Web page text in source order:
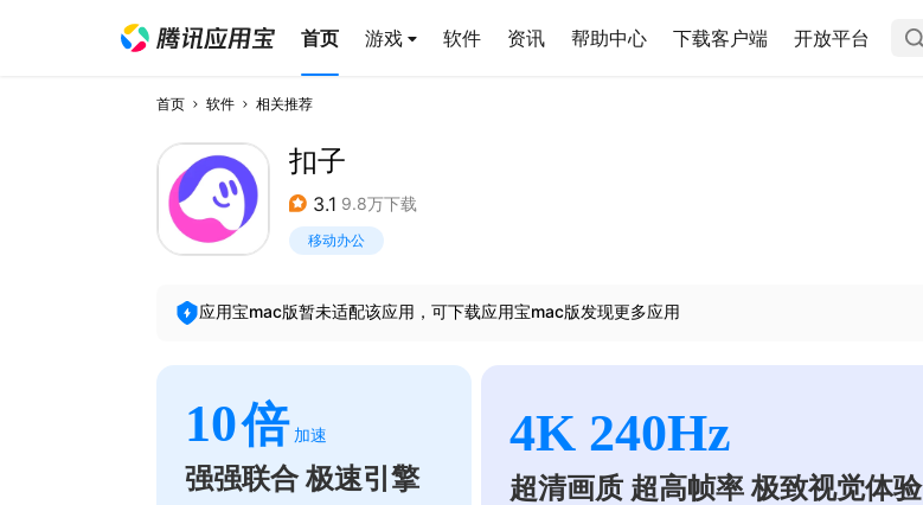
首页 游戏 软件 资讯 帮助中心 下载客户端 开放平台
首页 软件 相关推荐
扣子
3.1 9.8万下载
移动办公
应用宝mac版暂未适配该应用，可下载应用宝mac版发现更多应用
10倍 加速
强强联合 极速引擎
4K 240Hz
超清画质 超高帧率 极致视觉体验